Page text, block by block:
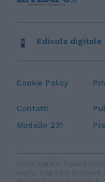
Cookie Policy
Contatti
Modello 231
Edicola digitale